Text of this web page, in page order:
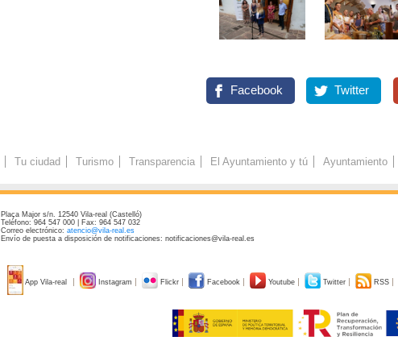
Facebook Twitter
Tu ciudad Turismo Transparencia El Ayuntamiento y tú Ayuntamiento
Plaça Major s/n. 12540 Vila-real (Castelló)
Teléfono: 964 547 000 | Fax: 964 547 032
Correo electrónico: atencio@vila-real.es
Envío de puesta a disposición de notificaciones: notificaciones@vila-real.es
App Vila-real Instagram Flickr Facebook Youtube Twitter RSS